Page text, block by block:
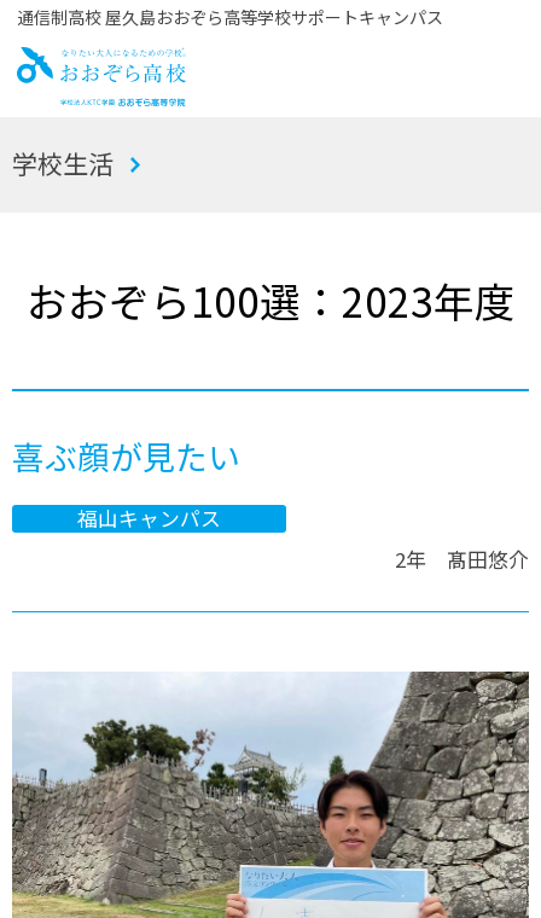
通信制高校 屋久島おおぞら高等学校サポートキャンパス
お
学校生活
おおぞら100選：2023年度
喜ぶ顔が見たい
福山キャンパス
2年 髙田悠介